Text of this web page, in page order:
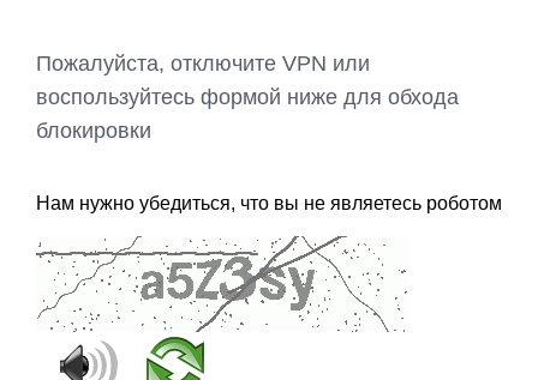
Пожалуйста, отключите VPN или
воспользуйтесь формой ниже для обхода
блокировки
Нам нужно убедиться, что вы не являетесь роботом